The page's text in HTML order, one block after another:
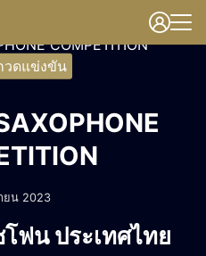
วดแข่งขัน
ยน 2023
ฟน ประเทศไทย